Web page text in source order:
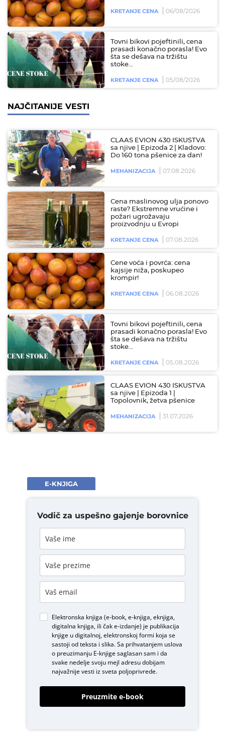
KRETANJE CENA 06/08/2026
Tovni bikovi pojeftinili, cena
prasadi konačno porasla! Evo
šta se dešava na tržištu
stoke...
KRETANJE CENA 05/08/2026
NAJČITANIJE VESTI
CLAAS EVION 430 ISKUSTVA
sa njive | Epizoda 2 | Kladovo:
Do 160 tona pšenice za dan!
MEHANIZACIJA 07.08.2026
Cena maslinovog ulja ponovo
raste? Ekstremne vrućine i
požari ugrožavaju
proizvodnju u Evropi
KRETANJE CENA 07.08.2026
Cene voća i povrća: cena
kajsije niža, poskupeo
krompir!
KRETANJE CENA 06.08.2026
Tovni bikovi pojeftinili, cena
prasadi konačno porasla! Evo
šta se dešava na tržištu
stoke…
KRETANJE CENA 05.08.2026
CLAAS EVION 430 ISKUSTVA
sa njive | Epizoda 1 |
Topolovnik, žetva pšenice
MEHANIZACIJA 31.07.2026
E-KNJIGA
Vodič za uspešno gajenje borovnice
Elektronska knjiga (e-book, e-knjiga, eknjiga,
digitalna knjiga, ili čak e-izdanje) je publikacija
knjige u digitalnoj, elektronskoj formi koja se
sastoji od teksta i slika. Sa prihvatanjem uslova
o preuzimanju E-knjigesaglasan sam i da
svake nedelje svoju mejl adresu dobijam
najvažnije vesti iz sveta poljoprivrede.
Preuzmite e-book